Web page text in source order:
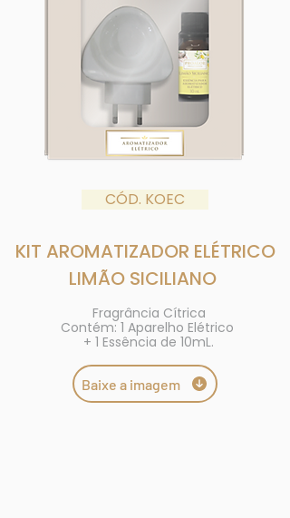
CÓD. KOEC
KIT AROMATIZADOR ELÉTRICO
LIMÃO SICILIANO
Fragrância Cítrica
Contém: 1 Aparelho Elétrico
+ 1 Essência de 10mL.
Baixe a imagem